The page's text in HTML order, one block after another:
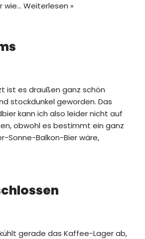
wie… Weiterlesen »
ist es draußen ganz schön
stockdunkel geworden. Das
kann ich also leider nicht auf
obwohl es bestimmt ein ganz
Sonne-Balkon-Bier wäre,
gerade das Kaffee-Lager ab,